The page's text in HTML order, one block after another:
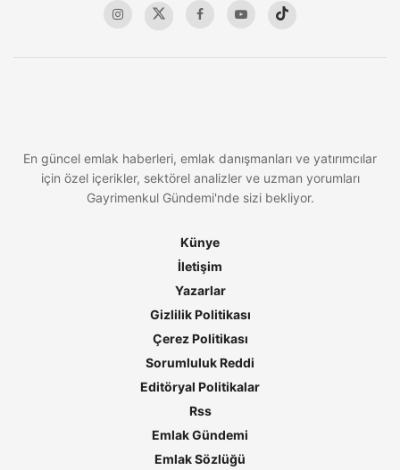
En güncel emlak haberleri, emlak danışmanları ve yatırımcılar
için özel içerikler, sektörel analizler ve uzman yorumları
Gayrimenkul Gündemi'nde sizi bekliyor.
Künye
İletişim
Yazarlar
Gizlilik Politikası
Çerez Politikası
Sorumluluk Reddi
Editöryal Politikalar
Rss
Emlak Gündemi
Emlak Sözlüğü